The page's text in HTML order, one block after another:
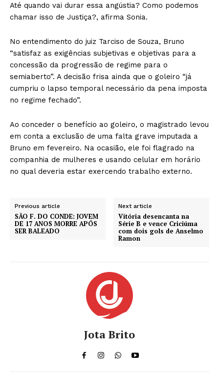
Até quando vai durar essa angústia? Como podemos
chamar isso de Justiça?, afirma Sonia.
No entendimento do juiz Tarciso de Souza, Bruno
“satisfaz as exigências subjetivas e objetivas para a
concessão da progressão de regime para o
semiaberto”. A decisão frisa ainda que o goleiro “já
cumpriu o lapso temporal necessário da pena imposta
no regime fechado”.
Ao conceder o benefício ao goleiro, o magistrado levou
em conta a exclusão de uma falta grave imputada a
Bruno em fevereiro. Na ocasião, ele foi flagrado na
companhia de mulheres e usando celular em horário
no qual deveria estar exercendo trabalho externo.
Previous article
SÃO F. DO CONDE: JOVEM
DE 17 ANOS MORRE APÓS
SER BALEADO
Next article
Vitória desencanta na
Série B e vence Criciúma
com dois gols de Anselmo
Ramon
Jota Brito